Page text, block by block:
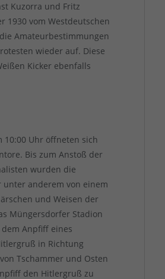
Kuzorra und Fritz
1930 vom Westdeutschen
Amateurbestimmungen
wieder auf. Diese
Kicker ebenfalls
10:00 Uhr öffneten sich
Bis zum Anstoß der
wurden die
unter anderem von einem
und Weisen der
Müngersdorfer Stadion
Anpfiff eines
in Richtung
Tschammer und Osten
den Hitlergruß zu